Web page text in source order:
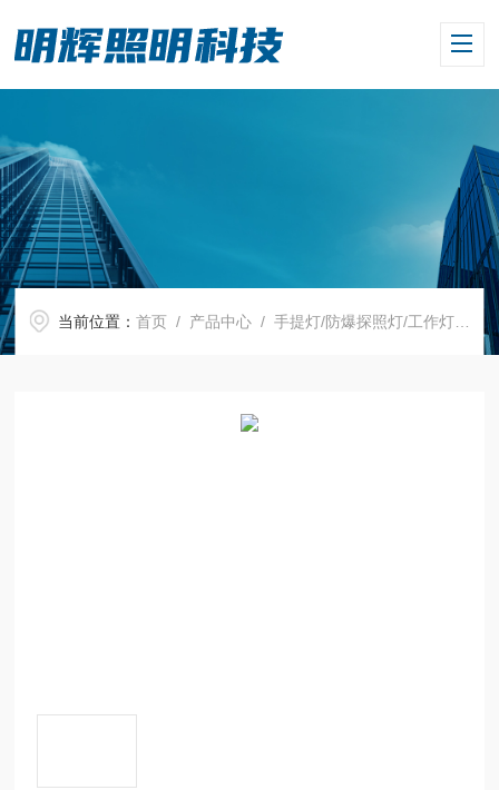
当前位置：首页 / 产品中心 /手提灯/防爆探照灯/工作灯